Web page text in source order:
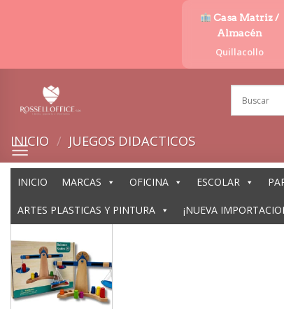
Casa Matriz /
Almacén
Quillacollo
INICIO MARCAS OFICINA ESCOLAR
ARTES PLASTICAS Y PINTURA ¡NUEVA
INICIO / JUEGOS DIDACTICOS